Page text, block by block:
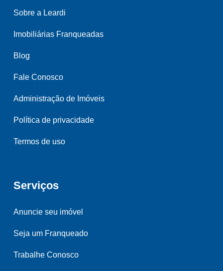
Sobre a Leardi
Imobiliárias Franqueadas
Blog
Fale Conosco
Administração de Imóveis
Política de privacidade
Termos de uso
Serviços
Anuncie seu imóvel
Seja um Franqueado
Trabalhe Conosco